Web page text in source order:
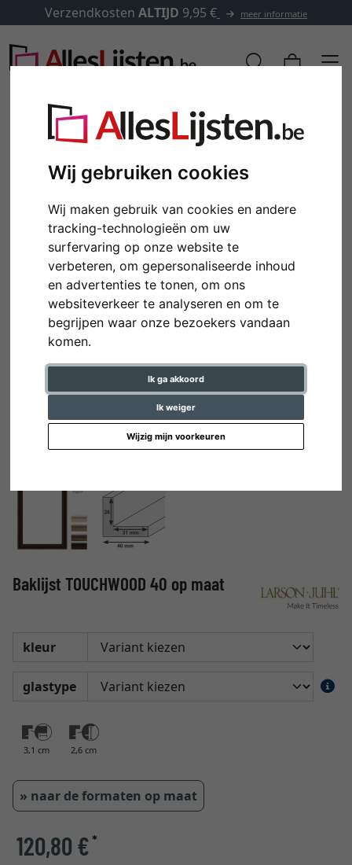
Wij gebruiken cookies
Wij maken gebruik van cookies en andere
tracking-technologieën om uw
surfervaring op onze website te
verbeteren, om gepersonaliseerde inhoud
en advertenties te tonen, om ons
websiteverkeer te analyseren en om te
begrijpen waar onze bezoekers vandaan
komen.
Ik ga akkoord
Ik weiger
Wijzig mijn voorkeuren
Verzendkosten ALTIJD 9,95 € meer informatie
Terug
Baklijst TOUCHWOOD 40 op maat
kleur
glastype
3,1 cm 2,6 cm
» naar de formaten op maat
120,80 €*